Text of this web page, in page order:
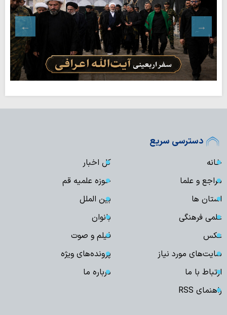
دسترسی سریع
خانه
کل اخبار
مراجع و علما
حوزه علمیه قم
استان ها
بین الملل
علمی فرهنگی
بانوان
عکس
فیلم و صوت
سایت‌های مورد نیاز
پرونده‌های ویژه
ارتباط با ما
درباره ما
راهنمای RSS